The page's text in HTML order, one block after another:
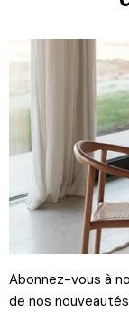
Abonnez-vous à
de nos